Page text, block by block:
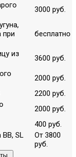
3000 руб.
при
бесплатно
из
3600 руб.
2000 руб.
2200 руб.
2000 руб.
400 руб.
ВВ, SL
От 3800
руб.